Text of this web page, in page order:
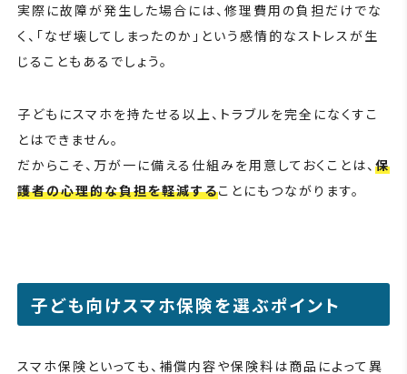
実際に故障が発生した場合には、修理費用の負担だけでな
く、「なぜ壊してしまったのか」という感情的なストレスが生
じることもあるでしょう。
子どもにスマホを持たせる以上、トラブルを完全になくすこ
とはできません。
だからこそ、万が一に備える仕組みを用意しておくことは、 保
護者の心理的な負担を軽減することにもつながります。
子ども向けスマホ保険を選ぶポイント
スマホ保険といっても、補償内容や保険料は商品によって異